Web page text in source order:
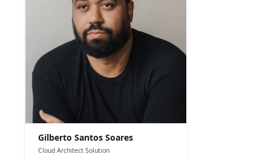
Gilberto Santos Soares
Cloud Architect Solution